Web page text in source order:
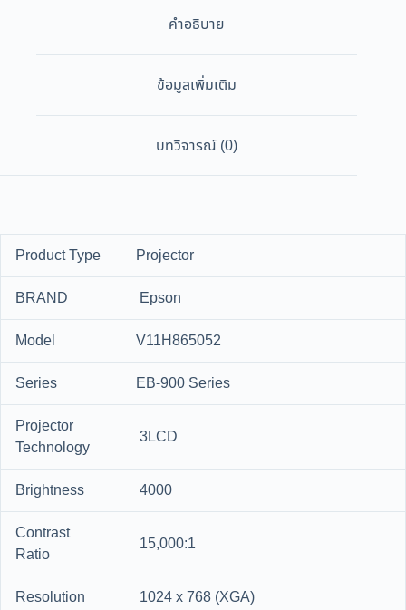
คำอธิบาย
ข้อมูลเพิ่มเติม
บทวิจารณ์ (0)
Product Type
Projector
BRAND
Epson
Model
V11H865052
Series
EB-900 Series
Projector
Technology
3LCD
Brightness
4000
Contrast
Ratio
15,000:1
Resolution
1024 x 768 (XGA)